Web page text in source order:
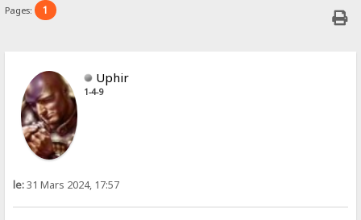
Pages: 1
Uphir
1-4-9
le:31 Mars 2024, 17:57